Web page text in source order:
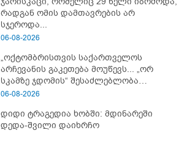
რადგან ომის დამთავრების არ
სჯეროდა...
06-08-2026
„ოქტომბრისთვის საქართველოს
არჩევანის გაკეთება მოუწევს... „ორ
სკამზე ჯდომის“ შესაძლებლობა
შეიძლება დასრულდეს“ - მირიან
06-08-2026
დიდი ტრაგედია ხობში: მდინარეში
დედა-შვილი დაიხრჩო